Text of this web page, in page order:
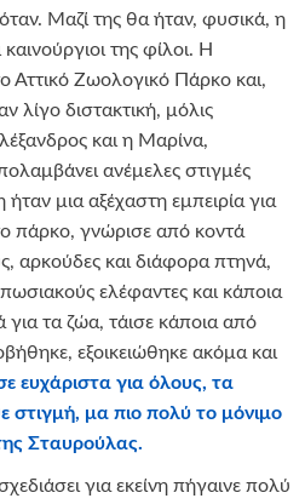
Μαζί της θα ήταν, φυσικά, η
της φίλοι. Η
Αττικό Ζωολογικό Πάρκο και,
λίγο διστακτική, μόλις
και η Μαρίνα,
ανέμελες στιγμές
μια αξέχαστη εμπειρία για
πάρκο, γνώρισε από κοντά
αρκούδες και διάφορα πτηνά,
ελέφαντες και κάποια
τα ζώα, τάισε κάποια από
εξοικειώθηκε ακόμα και
ευχάριστα για όλους, τα
στιγμή, μα πιο πολύ το μόνιμο
Σταυρούλας.
για εκείνη πήγαινε πολύ